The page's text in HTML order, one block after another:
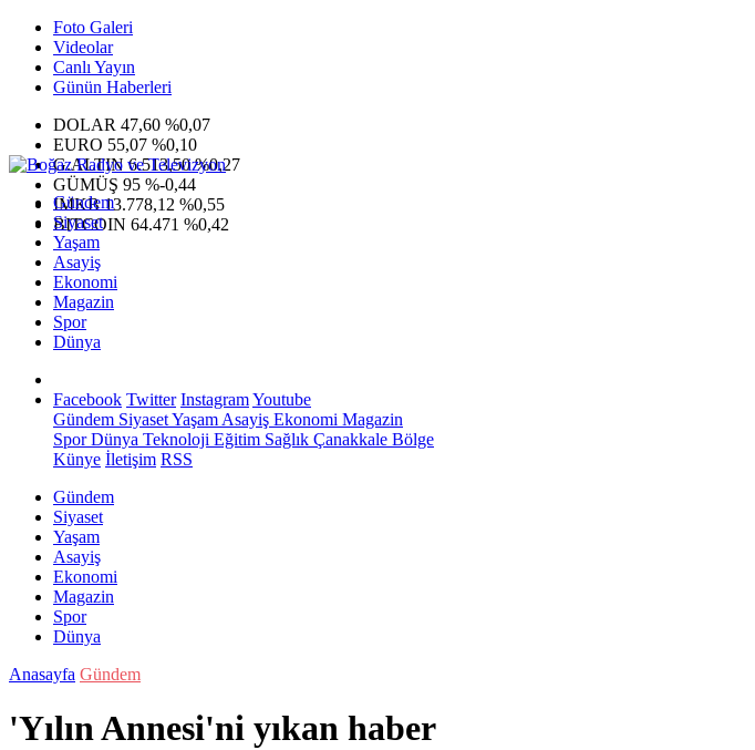
Foto Galeri
Videolar
Canlı Yayın
Günün Haberleri
DOLAR 47,60 %0,07
EURO 55,07 %0,10
G.ALTIN6.513,50 %0,27
GÜMÜŞ 95 %-0,44
IMKB13.778,12 %0,55
BITCOIN 64.471 %0,42
Gündem
Siyaset
Yaşam
Asayiş
Ekonomi
Magazin
Spor
Dünya
Facebook Twitter InstagramYoutube
Gündem SiyasetYaşam Asayiş Ekonomi Magazin
SporDünya Teknoloji Eğitim Sağlık Çanakkale Bölge
Künye İletişim RSS
Gündem
Siyaset
Yaşam
Asayiş
Ekonomi
Magazin
Spor
Dünya
Anasayfa Gündem
'Yılın Annesi'ni yıkan haber